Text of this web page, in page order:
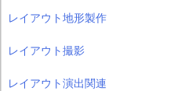
レイアウト地形製作
レイアウト撮影
レイアウト演出関連